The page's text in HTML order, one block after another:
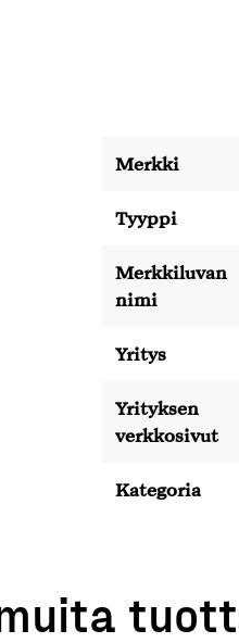
Merkki
Tyyppi
Merkkiluvan
nimi
Yritys
Yrityksen
verkkosivut
Kategoria